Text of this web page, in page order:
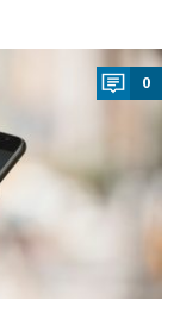
0